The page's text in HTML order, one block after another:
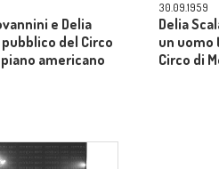
e Delia
del Circo
americano
30.09.1959
Delia
un uomo
Circo di